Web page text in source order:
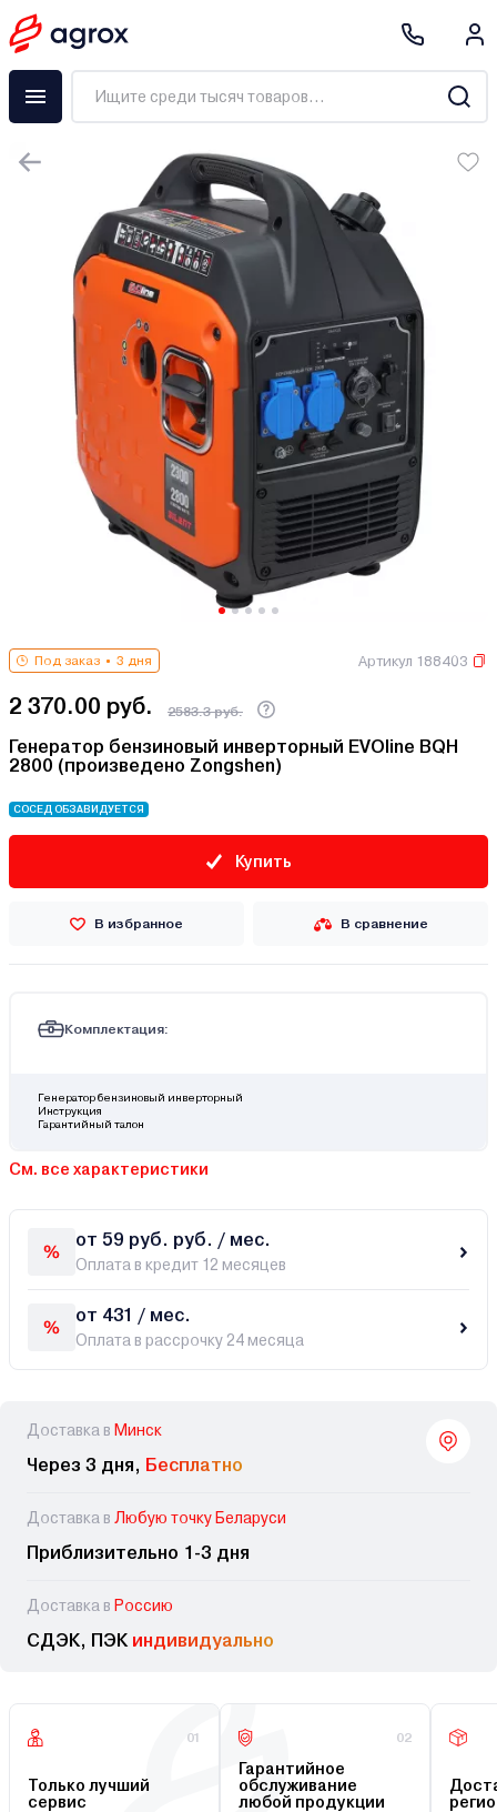
Под заказ 3 дня Артикул 188403
2 370.00 руб. 2583.3 руб.
Генератор бензиновый инверторный EVOline BQH
2800 (произведено Zongshen)
СОСЕД ОБЗАВИДУЕТСЯ
Купить
В избранное В сравнение
Комплектация:
Генератор бензиновый инверторный
Инструкция
Гарантийный талон
См. все характеристики
от 59 руб. руб. / мес.
Оплата в кредит 12 месяцев
от 431 / мес.
Оплата в рассрочку 24 месяца
Доставка в Минск
Через 3 дня, Бесплатно
Доставка в Любую точку Беларуси
Приблизительно 1-3 дня
Доставка в Россию
СДЭК, ПЭК индивидуально
01
Только лучший
сервис
02
Гарантийное
обслуживание
любой продукции